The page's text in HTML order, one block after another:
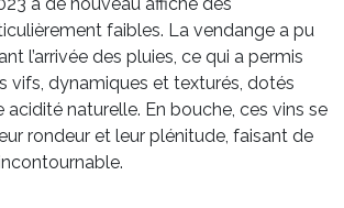
faibles. La vendange a pu
l’arrivée des pluies, ce qui a permis
vifs, dynamiques et texturés, dotés
acidité naturelle. En bouche, ces vins se
rondeur et leur plénitude, faisant de